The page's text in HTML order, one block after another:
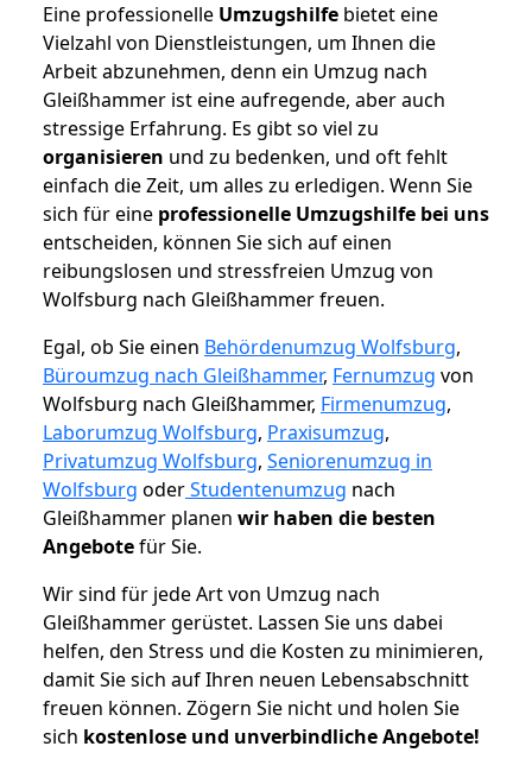
Eine professionelle Umzugshilfe bietet eine
Vielzahl von Dienstleistungen, um Ihnen die
Arbeit abzunehmen, denn ein Umzug nach
Gleißhammer ist eine aufregende, aber auch
stressige Erfahrung. Es gibt so viel zu
organisieren und zu bedenken, und oft fehlt
einfach die Zeit, um alles zu erledigen. Wenn Sie
sich für eine professionelle Umzugshilfe bei uns
entscheiden, können Sie sich auf einen
reibungslosen und stressfreien Umzug von
Wolfsburg nach Gleißhammer freuen.
Egal, ob Sie einen Behördenumzug Wolfsburg,
Büroumzug nach Gleißhammer, Fernumzug von
Wolfsburg nach Gleißhammer, Firmenumzug,
Laborumzug Wolfsburg, Praxisumzug,
Privatumzug Wolfsburg, Seniorenumzug in
Wolfsburg oderStudentenumzug nach
Gleißhammer planen wir haben die besten
Angebotefür Sie.
Wir sind für jede Art von Umzug nach
Gleißhammer gerüstet. Lassen Sie uns dabei
helfen, den Stress und die Kosten zu minimieren,
damit Sie sich auf Ihren neuen Lebensabschnitt
freuen können. Zögern Sie nicht und holen Sie
sich kostenlose und unverbindliche Angebote!